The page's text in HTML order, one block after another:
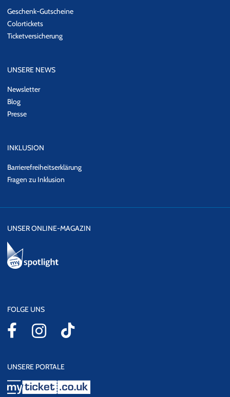
Geschenk-Gutscheine
Colortickets
Ticketversicherung
UNSERE NEWS
Newsletter
Blog
Presse
INKLUSION
Barrierefreiheitserklärung
Fragen zu Inklusion
UNSER ONLINE-MAGAZIN
FOLGE UNS
UNSERE PORTALE